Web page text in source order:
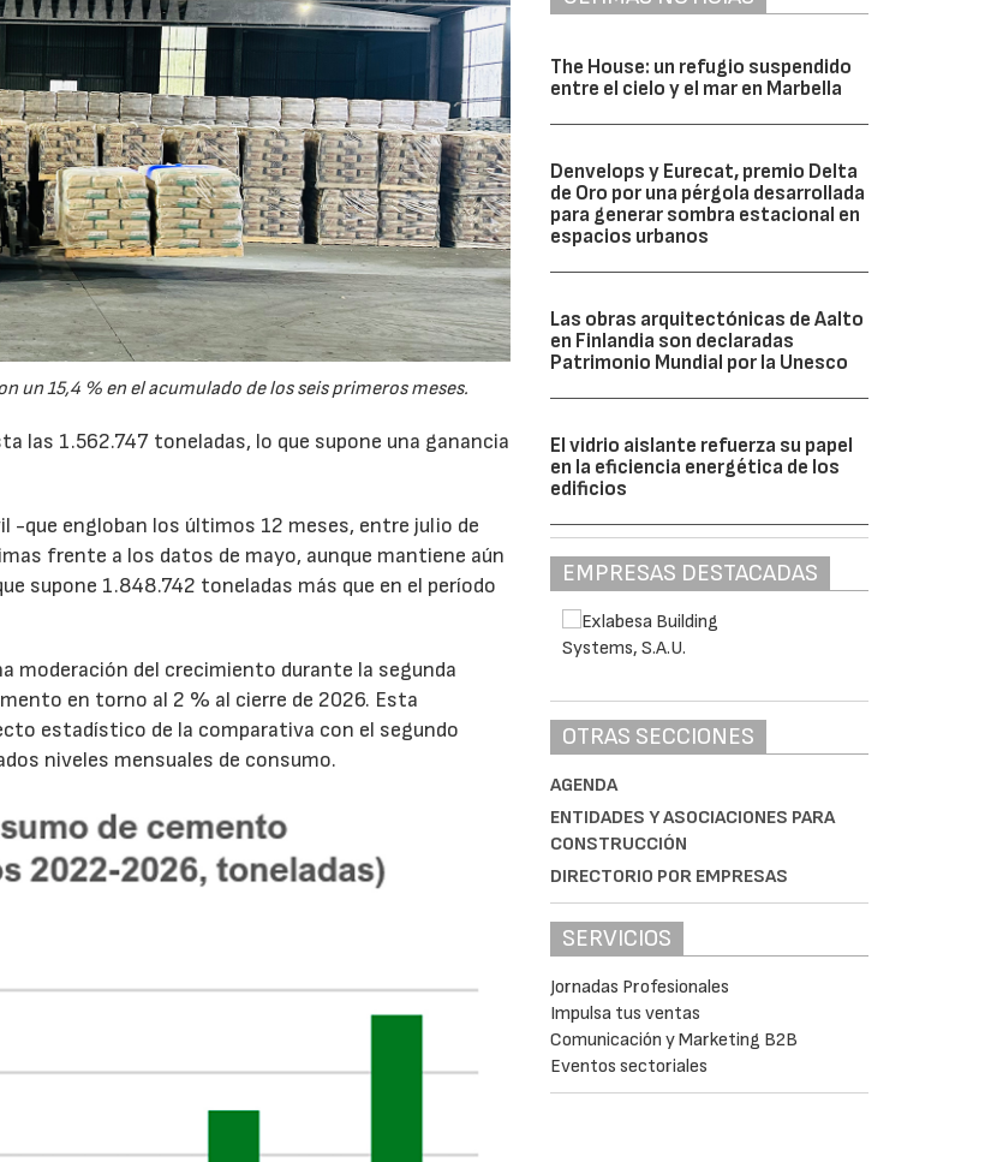
un 15,4 % en el acumulado de los seis primeros meses.
las 1.562.747 toneladas, lo que supone una ganancia
-que engloban los últimos 12 meses, entre julio de
frente a los datos de mayo, aunque mantiene aún
supone 1.848.742 toneladas más que en el período
moderación del crecimiento durante la segunda
en torno al 2 % al cierre de 2026. Esta
estadístico de la comparativa con el segundo
niveles mensuales de consumo.
The House: un refugio suspendido
entre el cielo y el mar en Marbella
Denvelops y Eurecat, premio Delta
de Oro por una pérgola desarrollada
para generar sombra estacional en
espacios urbanos
Las obras arquitectónicas de Aalto
en Finlandia son declaradas
Patrimonio Mundial por la Unesco
El vidrio aislante refuerza su papel
en la eficiencia energética de los
edificios
EMPRESAS DESTACADAS
OTRAS SECCIONES
AGENDA
ENTIDADES Y ASOCIACIONES PARA
CONSTRUCCIÓN
DIRECTORIO POR EMPRESAS
SERVICIOS
Jornadas Profesionales
Impulsa tus ventas
Comunicación y Marketing B2B
Eventos sectoriales